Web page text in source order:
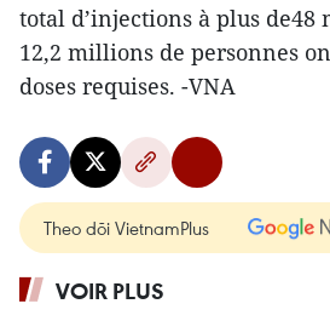
total d’injections à plus de48
12,2 millions de personnes
doses requises. -VNA
Theo dõi VietnamPlus
VOIR PLUS